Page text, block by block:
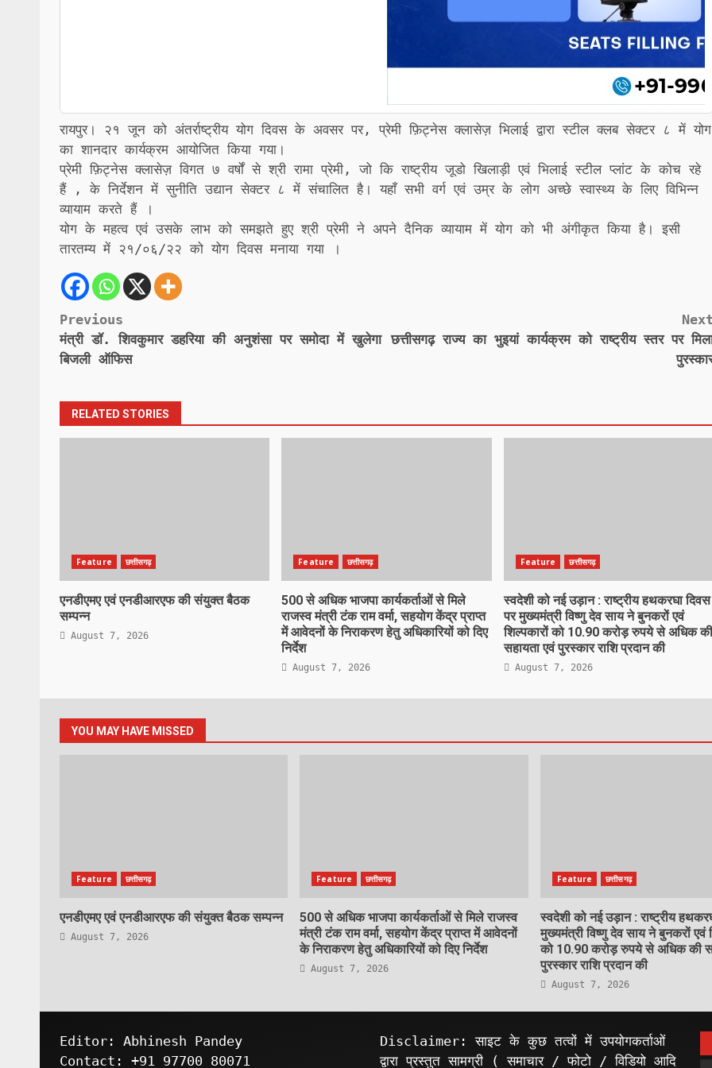
रायपुर। २१ जून को अंतर्राष्ट्रीय योग दिवस के अवसर पर, प्रेमी फ़िट्नेस क्लासेज़ भिलाई द्वारा स्टील क्लब सेक्टर ८ में योग
का शानदार कार्यक्रम आयोजित किया गया।
प्रेमी फ़िट्नेस क्लासेज़ विगत ७ वर्षों से श्री रामा प्रेमी, जो कि राष्ट्रीय जूडो खिलाड़ी एवं भिलाई स्टील प्लांट के कोच रहे
हैं , के निर्देशन में सुनीति उद्यान सेक्टर ८ में संचालित है। यहाँ सभी वर्ग एवं उम्र के लोग अच्छे स्वास्थ्य के लिए विभिन्न
व्यायाम करते हैं ।
योग के महत्व एवं उसके लाभ को समझते हुए श्री प्रेमी ने अपने दैनिक व्यायाम में योग को भी अंगीकृत किया है। इसी
तारतम्य में २१/०६/२२ को योग दिवस मनाया गया ।
Post
navigation
Previous
मंत्री डॉ. शिवकुमार डहरिया की अनुशंसा पर समोदा में खुलेगा
बिजली ऑफिस
छत्तीसगढ़ राज्य का भुइयां कार्यक्रम को राष्ट्रीय स्तर पर
RELATED STORIES
Feature छत्तीसगढ़
एनडीएमए एवं एनडीआरएफ की संयुक्त बैठक
सम्पन्न
August 7, 2026
Feature छत्तीसगढ़
500 से अधिक भाजपा कार्यकर्ताओं से मिले
राजस्व मंत्री टंक राम वर्मा, सहयोग केंद्र प्राप्त
में आवेदनों के निराकरण हेतु अधिकारियों को दिए
निर्देश
August 7, 2026
Feature छत्तीसगढ़
स्वदेशी को नई उड़ान : राष्ट्रीय हथकरघा दिवस
पर मुख्यमंत्री विष्णु देव साय ने बुनकरों एवं
शिल्पकारों को 10.90 करोड़ रुपये से अधिक की
सहायता एवं पुरस्कार राशि प्रदान की
August 7, 2026
YOU MAY HAVE MISSED
Feature छत्तीसगढ़
एनडीएमए एवं एनडीआरएफ की संयुक्त बैठक सम्पन्न
August 7, 2026
Feature छत्तीसगढ़
500 से अधिक भाजपा कार्यकर्ताओं से मिले राजस्व
मंत्री टंक राम वर्मा, सहयोग केंद्र प्राप्त में आवेदनों
के निराकरण हेतु अधिकारियों को दिए निर्देश
August 7, 2026
Feature छत्तीसगढ़
स्वदेशी को नई उड़ान : राष्ट्रीय
मुख्यमंत्री विष्णु देव साय ने बुनकरों एवं
को 10.90 करोड़ रुपये से अधिक की
पुरस्कार राशि प्रदान की
August 7, 2026
Editor: Abhinesh Pandey
Contact: +91 97700 80071
Disclaimer: साइट के कुछ तत्वों में उपयोगकर्ताओं
द्वारा प्रस्तुत सामग्री ( समाचार / फोटो / विडियो आदि